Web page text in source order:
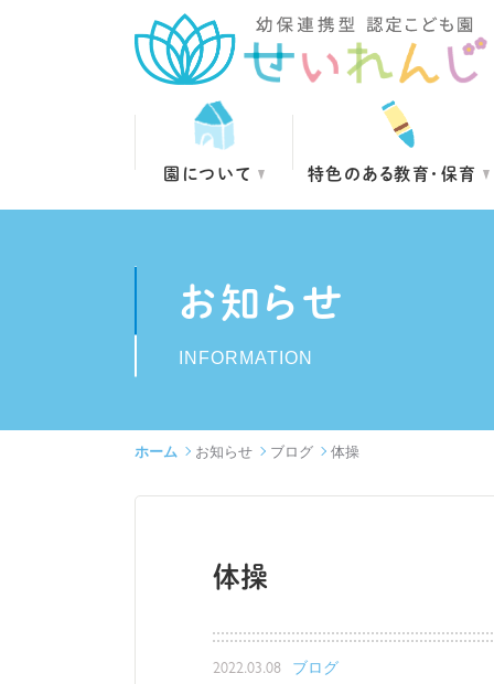
園について 特色のある教育・保育
お知らせ
INFORMATION
ホーム お知らせ ブログ 体操
体操
2022.03.08 ブログ